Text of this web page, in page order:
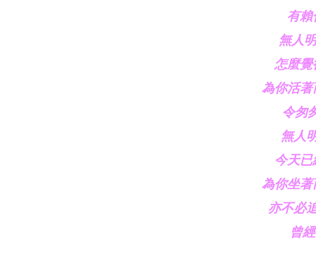
有賴
無人
怎麼覺
為你活著
令匆
無人
今天
為你坐著
亦不必
曾